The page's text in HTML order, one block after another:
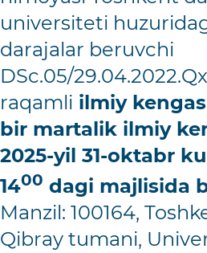
universiteti
darajalar beruvchi
DSc.05/
raqamli ilmiy
bir martalik ilmiy
2025-yil 31-oktabr
1400 dagi majlisida
Manzil: 100164,
Qibray tumani,